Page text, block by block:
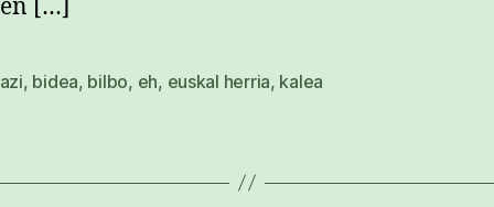
[…]
, bidea, bilbo, eh, euskal herria, kalea